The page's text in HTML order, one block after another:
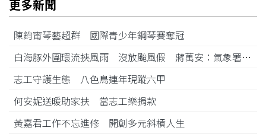
更多新聞
陳鈞甯琴藝超群 國際青少年鋼琴賽奪冠
白海豚外圍環流挾風雨 沒放颱風假 蔣萬安：氣象署沒發陸警
志工守護生態 八色鳥連年現蹤六甲
何安妮送暖助家扶 當志工樂捐款
黃嘉君工作不忘進修 開創多元斜槓人生